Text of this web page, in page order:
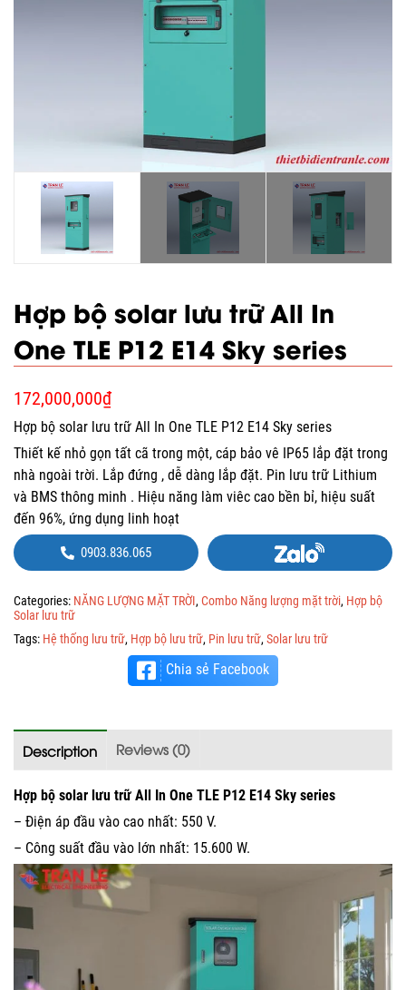
Hợp bộ solar lưu trữ All In
One TLE P12 E14 Sky series
172,000,000₫
Hợp bộ solar lưu trữ All In One TLE P12 E14 Sky series
Thiết kế nhỏ gọn tất cã trong một, cáp bảo vê IP65 lắp đặt trong
nhà ngoài trời. Lắp đứng , dễ dàng lắp đặt. Pin lưu trữ Lithium
và BMS thông minh . Hiệu năng làm viêc cao bền bỉ, hiệu suất
đến 96%, ứng dụng linh hoạt
0903.836.065
Categories: NĂNG LƯỢNG MẶT TRỜI, Combo Năng lượng mặt trời, Hợp bộ
Solar lưu trữ
Tags: Hệ thống lưu trữ, Hợp bộ lưu trữ, Pin lưu trữ, Solar lưu trữ
Chia sẻ Facebook
Description Reviews (0)
Hợp bộ solar lưu trữ All In One TLE P12 E14 Sky series
– Điện áp đầu vào cao nhất: 550 V.
– Công suất đầu vào lớn nhất: 15.600 W.